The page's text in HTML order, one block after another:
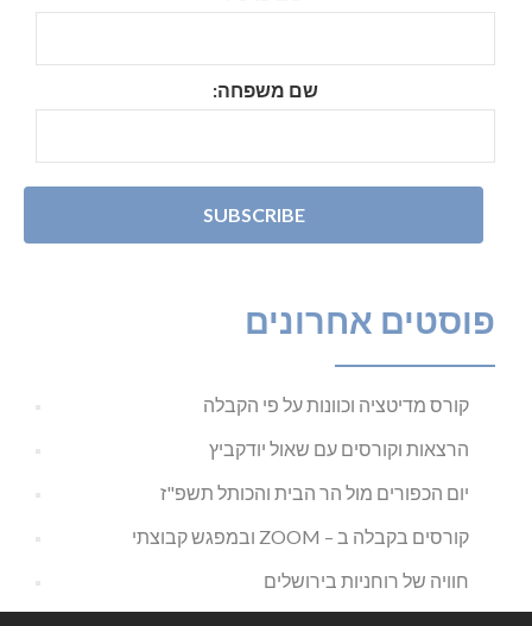
שם משפחה:
פוסטים אחרונים
קורס מדיטציה וכוונות על פי הקבלה
הרצאות וקורסים עם שאול יודקביץ
יום הכפורים מול הר הבית והכותל תשפ"ז
קורסים בקבלה ב – ZOOM ובמפגש קבוצתי
חוויה של רוחניות בירושלים